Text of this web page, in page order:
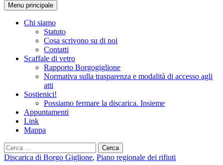
Cerca
Menu principale
Chi siamo
Statuto
Cosa scrivono su di noi
Contatti
Scaffale di vetro
Rapporto Borgogiglione
Normativa sulla trasparenza e modalità di accesso agli
atti
Sostienici!
Possiamo fermare la discarica. Insieme
Appuntamenti
Link
Mappa
Ricerca
per:
Discarica di Borgo Giglione, Piano regionale dei rifiuti